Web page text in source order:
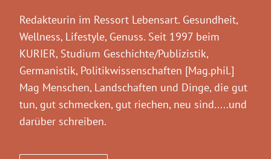
Redakteurin im Ressort Lebensart. Gesundheit,
Wellness, Lifestyle, Genuss. Seit 1997 beim
KURIER, Studium Geschichte/Publizistik,
Germanistik, Politikwissenschaften [Mag.phil.]
Mag Menschen, Landschaften und Dinge, die gut
tun, gut schmecken, gut riechen, neu sind.....und
darüber schreiben.